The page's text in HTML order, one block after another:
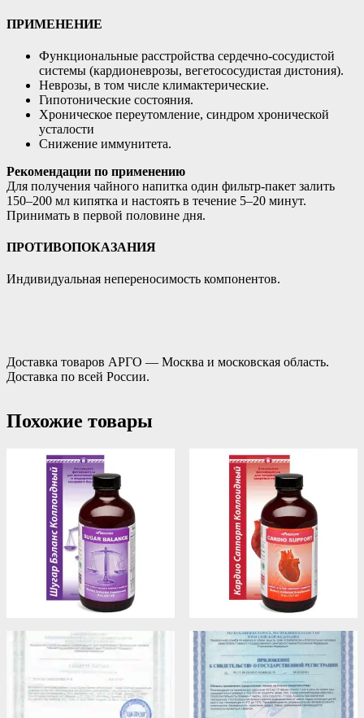
ПРИМЕНЕНИЕ
Функциональные расстройства сердечно-сосудистой
системы (кардионеврозы, вегетососудистая дистония).
Неврозы, в том числе климактерические.
Гипотонические состояния.
Хроническое переутомление, синдром хронической
усталости
Снижение иммунитета.
Рекомендации по применению
Для получения чайного напитка один фильтр-пакет залить
150–200 мл кипятка и настоять в течение 5–20 минут.
Принимать в первой половине дня.
ПРОТИВОПОКАЗАНИЯ
Индивидуальная непереносимость компонентов.
Доставка товаров АРГО — Москва и московская область.
Доставка по всей России.
Похожие товары